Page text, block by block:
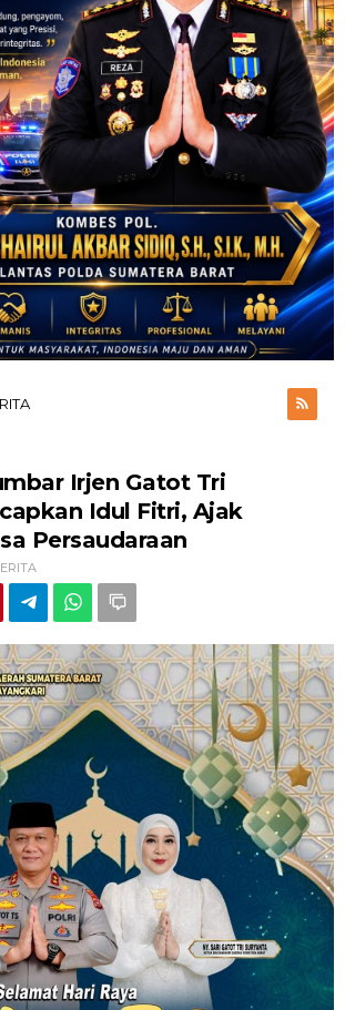
Tri
Suryanta
Ucapkan
Idul
Fitri,
Ajak
Perkuat
Rasa
Persaudaraan
Irjen Gatot Tri
Idul Fitri, Ajak
Persaudaraan